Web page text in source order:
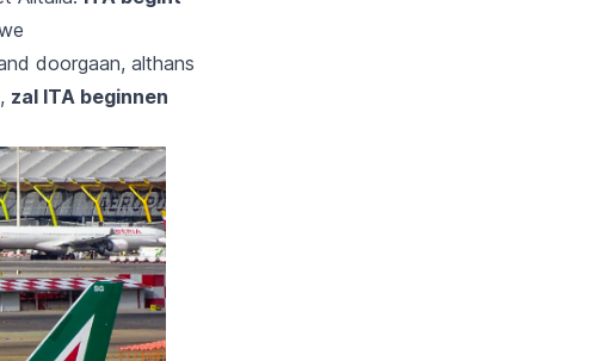
doorgaan, althans
zal ITA beginnen